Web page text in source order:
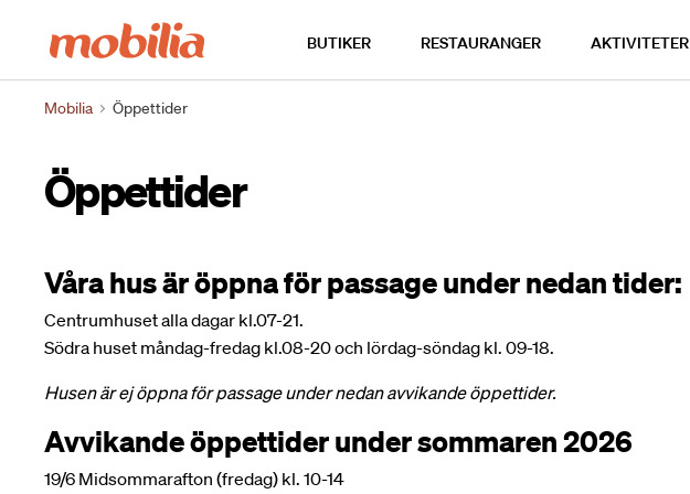
BUTIKER RESTAURANGER AKTIVITETER
Mobilia Öppettider
Öppettider
Våra hus är öppna för passage under nedan tider:
Centrumhuset alla dagar kl.07-21.
Södra huset måndag-fredag kl.08-20 och lördag-söndag kl. 09-18.
Husen är ej öppna för passage under nedan avvikande öppettider.
Avvikande öppettider under sommaren 2026
19/6 Midsommarafton (fredag) kl. 10-14